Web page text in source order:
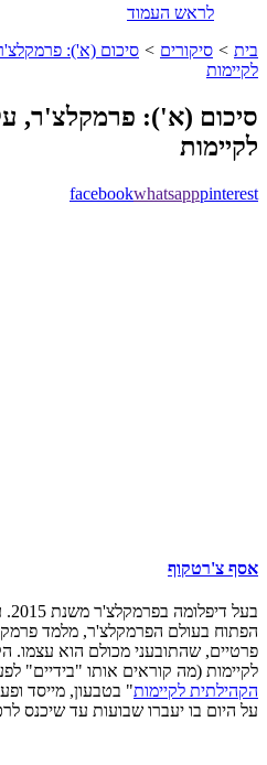
לראש העמוד
בית > סיקורים > סיכום (א'):
לקיימות
סיכום (א'): פרמקלצ'ר,
לקיימות
facebookwhatsapppinterest
אסף צ'רטקוף
פרטיים, שהתובעני מכולם הוא עצמו.
לקיימות (מה קוראים אותו "בידיים"
הקהילתית לקיימות" בטבעון, מייסד
על היום בו יעברו שבועות עד שיכנס